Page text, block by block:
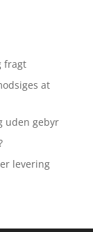
fragt
at
uden gebyr
levering